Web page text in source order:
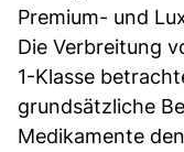
Premium- und
Die Verbreitung
1-Klasse
grundsätzliche
Medikamente